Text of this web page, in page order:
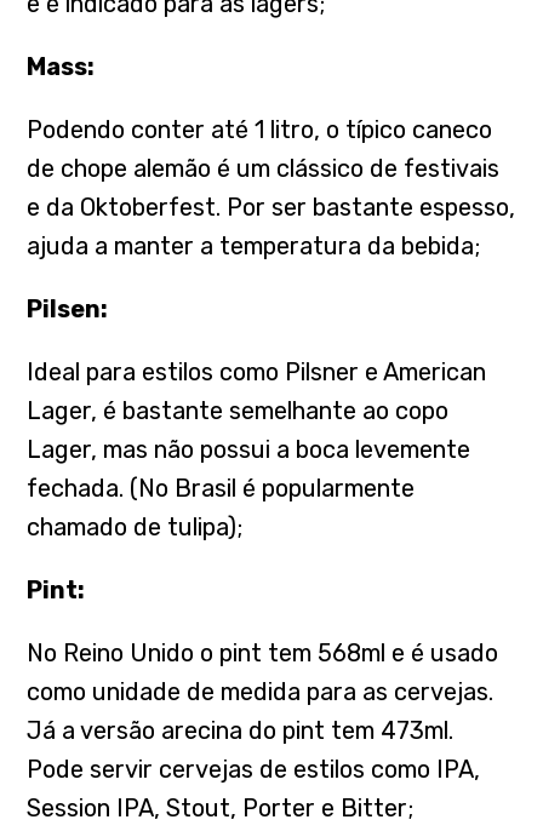
Mass:
Podendo conter até 1 litro, o típico caneco
de chope alemão é um clássico de festivais
e da Oktoberfest. Por ser bastante espesso,
ajuda a manter a temperatura da bebida;
Pilsen:
Ideal para estilos como Pilsner e American
Lager, é bastante semelhante ao copo
Lager, mas não possui a boca levemente
fechada. (No Brasil é popularmente
chamado de tulipa);
Pint:
No Reino Unido o pint tem 568ml e é usado
como unidade de medida para as cervejas.
Já a versão arecina do pint tem 473ml.
Pode servir cervejas de estilos como IPA,
Session IPA, Stout, Porter e Bitter;